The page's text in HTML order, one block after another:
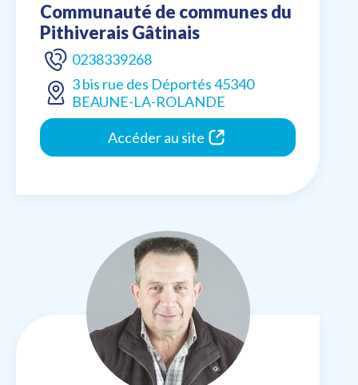
Communauté de communes du
Pithiverais Gâtinais
0238339268
3 bis rue des Déportés 45340
BEAUNE-LA-ROLANDE
Accéder au site